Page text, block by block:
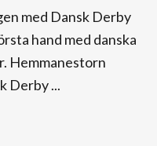
med Dansk Derby
hand med danska
Hemmanestorn
Derby ...